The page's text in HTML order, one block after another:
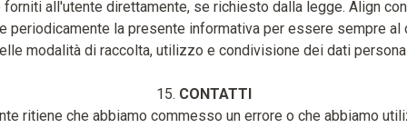
forniti all'utente direttamente, se richiesto dalla legge. Align
periodicamente la presente informativa per essere sempre al
modalità di raccolta, utilizzo e condivisione dei dati
15. CONTATTI
ritiene che abbiamo commesso un errore o che abbiamo